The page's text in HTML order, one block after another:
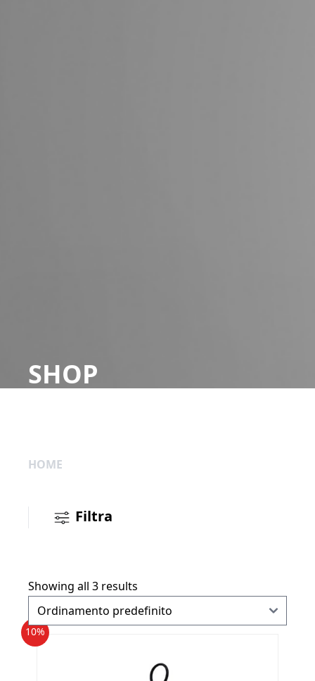
SHOP
HOME
Filtra
Showing all 3 results
10%